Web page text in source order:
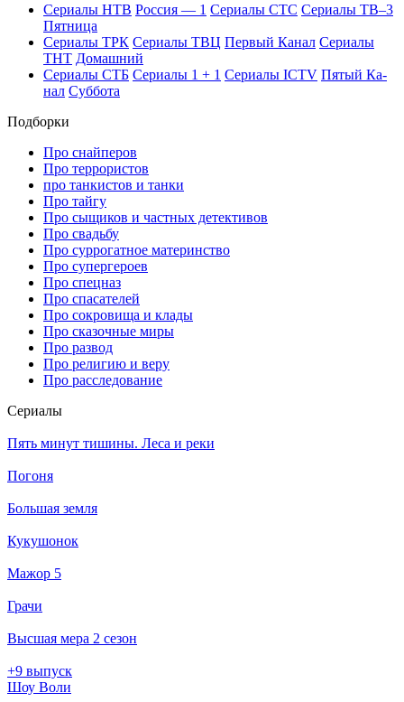
Се­риа­лы НТВ Рос­сия — 1 Се­риа­лы СТС Се­риа­лы ТВ–3
Пят­ни­ца
Се­риа­лы ТРК Се­риа­лы ТВЦ Пер­вый Ка­нал Се­риа­лы
ТНТ До­маш­ний
Се­риа­лы СТБ Се­риа­лы 1 + 1 Се­риа­лы ICTV Пя­тый Ка­
нал Суб­бо­та
Подборки
Про снайперов
Про террористов
про танкистов и танки
Про тайгу
Про сыщиков и частных детективов
Про свадьбу
Про суррогатное материнство
Про супергероев
Про спецназ
Про спасателей
Про сокровища и клады
Про сказочные миры
Про развод
Про религию и веру
Про расследование
Се­риа­лы
Пять минут тишины. Леса и реки
Погоня
Большая земля
Кукушонок
Мажор 5
Грачи
Высшая мера 2 сезон
+9 выпуск
Шоу Воли